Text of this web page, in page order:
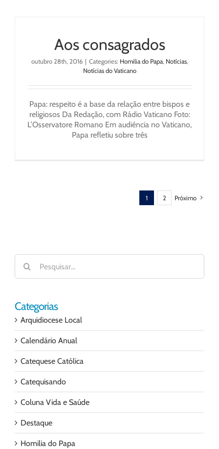
Aos consagrados
outubro 28th, 2016 | Categories: Homilia do Papa, Notícias,
Notícias do Vaticano
Papa: respeito é a base da relação entre bispos e
religiosos Da Redação, com Rádio Vaticano Foto:
L’Osservatore Romano Em audiência no Vaticano,
Papa refletiu sobre três
1 2 Próximo
Buscar
resultados
para:
Categorias
Arquidiocese Local
Calendário Anual
Catequese Católica
Catequisando
Coluna Vida e Saúde
Destaque
Homilia do Papa